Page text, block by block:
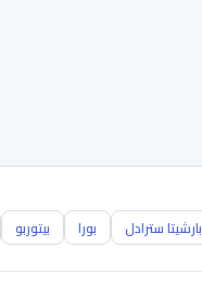
بارشيتا سترادل بورا بيتوربو